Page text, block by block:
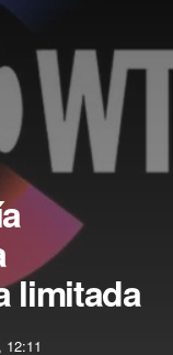
limitada
12:11